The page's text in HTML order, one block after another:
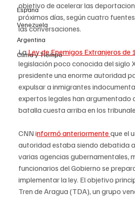
Espana
Venezuela
Argentina
Clima y Tiempo
objetivo de acelerar las
próximos días, según cuatro
las conversaciones.
La Ley de Enemigos Extranjeros de
legislación poco conocida del siglo
presidente una enorme autoridad
expulsar a inmigrantes
expertos legales han argumentado
batalla cuesta arriba en los
CNN informó anteriormente que el
autoridad estaba siendo debatida
varias agencias gubernamentales,
funcionarios del Gobierno se
implementar la ley. El objetivo
Tren de Aragua (TDA), un grupo